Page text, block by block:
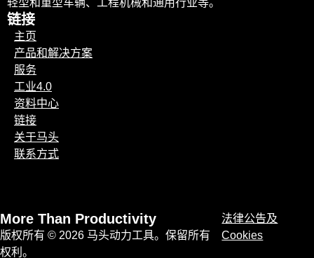
轻型和重型车辆、工程机械和通用行业等。
链接
主页
产品和解决方案
服务
工业4.0
资料中心
链接
关于马头
联系方式
More Than Productivity
版权所有 © 2026 马头动力工具。保留所有
权利。
法律公告及
Cookies